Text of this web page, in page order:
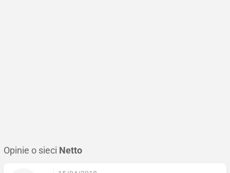
Opinie o sieci Netto